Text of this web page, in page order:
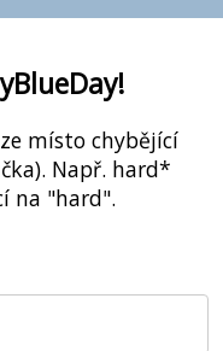
místo chybějící
Např. hard*
na "hard".